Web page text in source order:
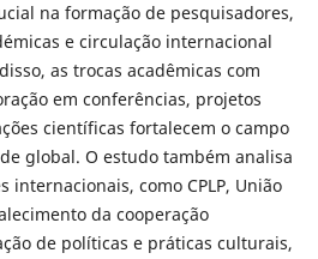
na formação de pesquisadores,
e circulação internacional
as trocas acadêmicas com
em conferências, projetos
científicas fortalecem o campo
global. O estudo também analisa
internacionais, como CPLP, União
da cooperação
de políticas e práticas culturais,